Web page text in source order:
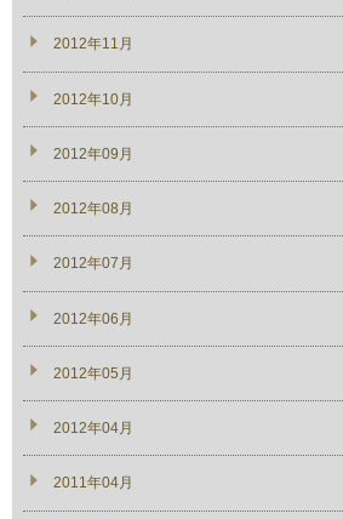
2012年11月
2012年10月
2012年09月
2012年08月
2012年07月
2012年06月
2012年05月
2012年04月
2011年04月